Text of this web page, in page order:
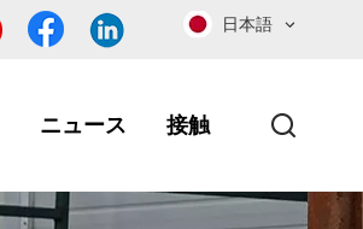
日本語
ニュース 接触